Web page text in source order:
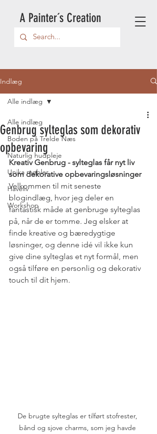
A Painter´s Creation
Indlæg
Alle indlæg
Boden på Trelde Næs
Naturlig hudpleje
Unika møbler
Haveliv
Workshop
Alle indlæg
Genbrug sylteglas som dekorativ
opbevaring
Kreativ Genbrug - sylteglas får nyt liv
som dekorative opbevaringsløsninger
Velkommen til mit seneste
blogindlæg, hvor jeg deler en
fantastisk måde at genbruge sylteglas
på, når de er tomme. Jeg elsker at
finde kreative og bæredygtige
løsninger, og denne idé vil ikke kun
give dine sylteglas et nyt formål, men
også tilføre en personlig og dekorativ
touch til dit hjem.
De brugte sylteglas er tilført stofrester,
bånd og sjove charms, som jeg havde